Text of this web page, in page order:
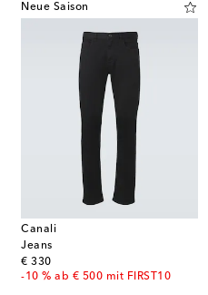
Neue Saison
Canali
Jeans
€ 330
original price
-10 % ab € 500 mit FIRST10